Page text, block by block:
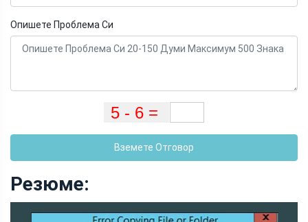
Опишете Проблема Си
Вземете Отговор
Резюме: